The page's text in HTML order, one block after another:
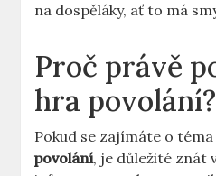
na dospěláky, ať to má
Proč právě
hra povolání?
Pokud se zajímáte o
povolání, je důležité znát